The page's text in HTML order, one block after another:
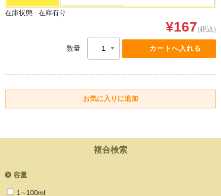
在庫状態 : 在庫有り
¥167(税込)
数量
複合検索
容量
1∼100ml